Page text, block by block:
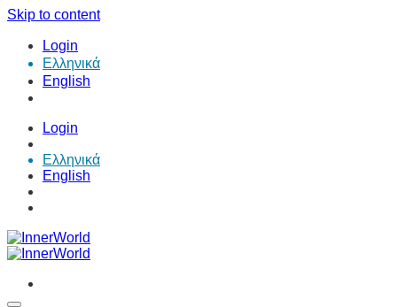
Skip to content
Login
Ελληνικά
English
Login
Ελληνικά
English